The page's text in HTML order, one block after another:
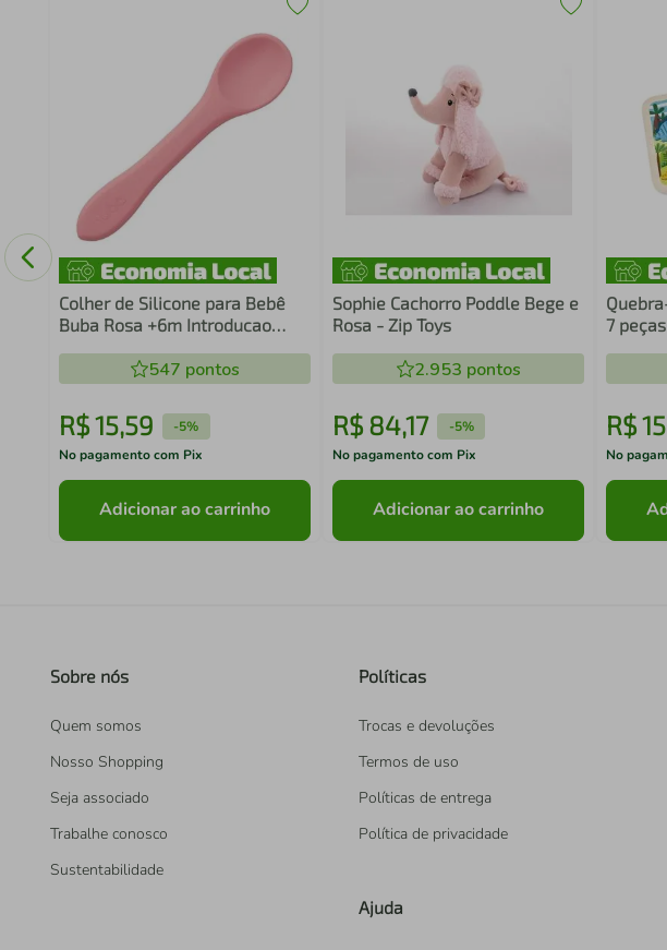
Colher de Silicone para Bebê
Buba Rosa +6m Introducao
547 pontos
R$15,59 -5%
No pagamento com Pix
Adicionar ao carrinho
Sophie Cachorro Poddle Bege e
Rosa - Zip Toys
2.953 pontos
R$ 84,17 -5%
No pagamento com Pix
Adicionar ao carrinho
7
R$
No
Sobre nós
Quem somos
Nosso Shopping
Seja associado
Trabalhe conosco
Sustentabilidade
Políticas
Trocas e devoluções
Termos de uso
Políticas de entrega
Política de privacidade
Ajuda